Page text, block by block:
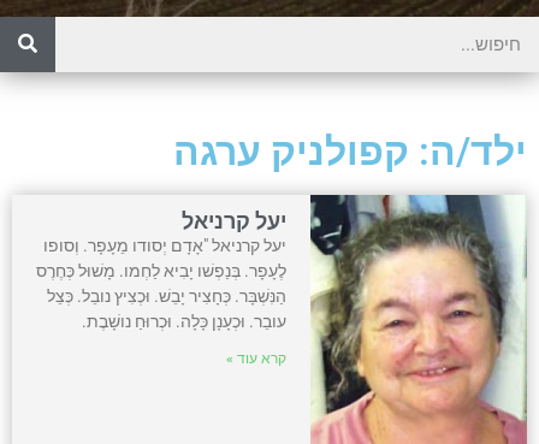
ילד/ה: קפולניק ערגה
יעל קרניאל
יעל קרניאל "אָדָם יְסודו מֵעָפָר. וְסופו
לֶעָפָר. בְּנַפְשׁו יָבִיא לַחְמו. מָשׁוּל כְּחֶרֶס
הַנִּשְׁבָּר. כְּחָצִיר יָבֵשׁ. וּכְצִיץ נובֵל. כְּצֵל
עובֵר. וּכְעָנָן כָּלָה. וּכְרוּחַ נושָׁבֶת.
קרא עוד »